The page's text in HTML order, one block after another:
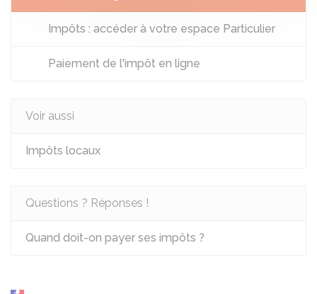
Impôts : accéder à votre espace Particulier
Paiement de l'impôt en ligne
Voir aussi
Impôts locaux
Questions ? Réponses !
Quand doit-on payer ses impôts ?